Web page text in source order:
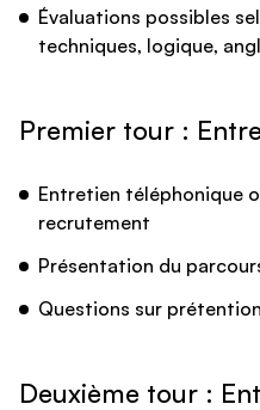
Évaluations possibles
techniques, logique,
Premier tour :
Entretien téléphonique
recrutement
Présentation du
Questions sur
Deuxième tour :